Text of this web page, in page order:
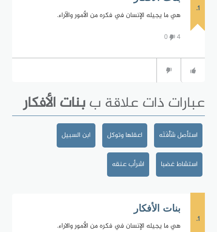
1.
هي ما يجيله الإنسان في فكره من الأمور والآراء.
4
0
عبارات ذات علاقة ببنات الأفكار
استأصل شَأْفَتَه اعقلها وتوكل ابن السبيل
استشاط غضبا اشرأب عنقه
1.
بنات الأفكار
هي ما يجيله الإنسان في فكره من الأمور والاراء.